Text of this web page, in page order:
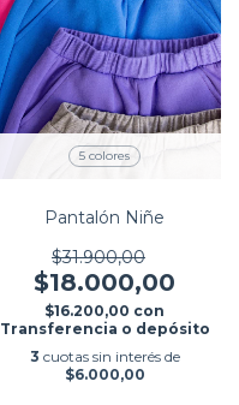
5 colores
Pantalón Niñe
$31.900,00
$18.000,00
$16.200,00 con
Transferencia o depósito
3 cuotas sin interés de
$6.000,00